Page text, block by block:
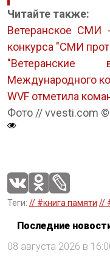
Читайте также:
Ветеранское СМИ
конкурса "СМИ
Международного
WVF отметила
Фото // vvesti.com ©
Теги: // #книга памяти //
Последние
08 августа 2026 в